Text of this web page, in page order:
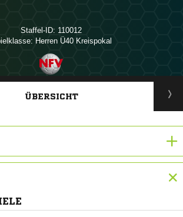
Staffel-ID: 110012
Herren Ü40 Kreispokal
ANZEIGE
ÜBERSICHT